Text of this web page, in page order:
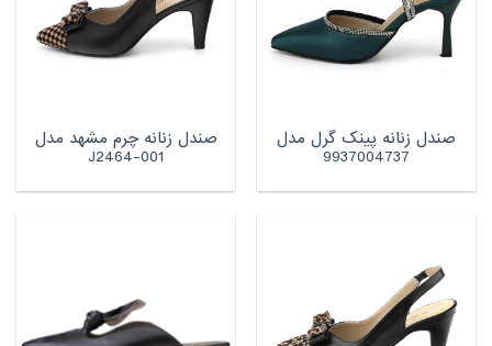
صندل زنانه پینک گرل مدل
9937004737
صندل زنانه چرم مشهد مدل
J2464-001